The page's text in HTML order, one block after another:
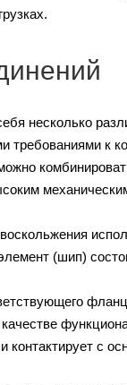
несколько
требованиями к
(шип)
с